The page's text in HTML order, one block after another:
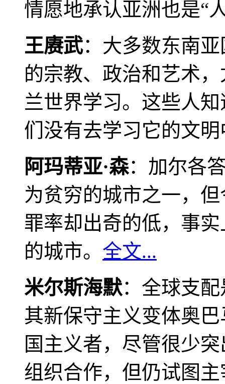
情愿地承认亚洲也是“
王赓武：大多数东南
的宗教、政治和艺术
兰世界学习。这些人
们没有去学习它的文
阿玛蒂亚·森：加尔各
为贫穷的城市之一，
罪率却出奇的低，事
的城市。 全文...
米尔斯海默：全球支
其新保守主义变体奥
国主义者，尽管很少
组织合作，但仍试图